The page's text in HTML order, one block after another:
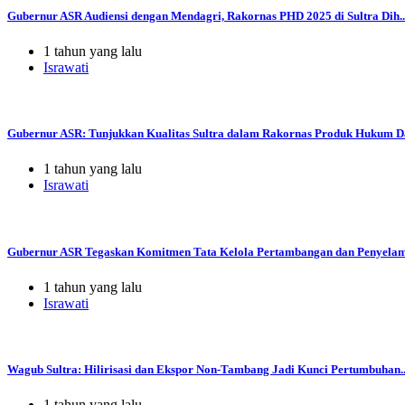
Gubernur ASR Audiensi dengan Mendagri, Rakornas PHD 2025 di Sultra
1 tahun yang lalu
Israwati
Gubernur ASR: Tunjukkan Kualitas Sultra dalam Rakornas Produk Hukum
1 tahun yang lalu
Israwati
Gubernur ASR Tegaskan Komitmen Tata Kelola Pertambangan dan
1 tahun yang lalu
Israwati
Wagub Sultra: Hilirisasi dan Ekspor Non-Tambang Jadi Kunci